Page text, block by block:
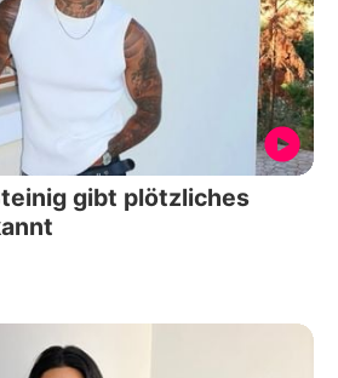
gibt plötzliches